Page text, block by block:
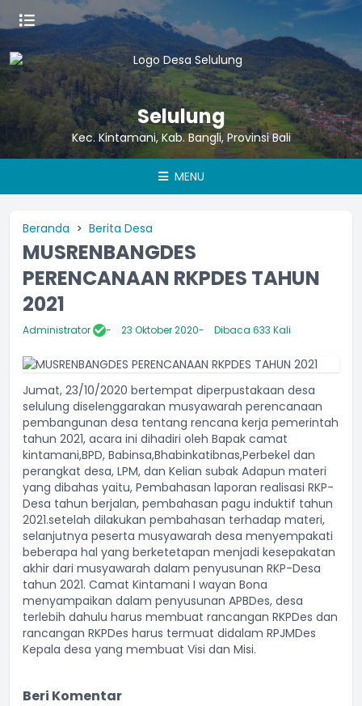
Selulung
Kec. Kintamani, Kab. Bangli, Provinsi Bali
MENU
Beranda Berita Desa
MUSRENBANGDES
PERENCANAAN RKPDES TAHUN
2021
Administrator 23 Oktober 2020 Dibaca 633 Kali
Jumat, 23/10/2020 bertempat diperpustakaan desa
selulung diselenggarakan musyawarah perencanaan
pembangunan desa tentang rencana kerja pemerintah
tahun 2021, acara ini dihadiri oleh Bapak camat
kintamani,BPD, Babinsa,Bhabinkatibnas,Perbekel dan
perangkat desa, LPM, dan Kelian subak Adapun materi
yang dibahas yaitu, Pembahasan laporan realisasi RKP-
Desa tahun berjalan, pembahasan pagu induktif tahun
2021.setelah dilakukan pembahasan terhadap materi,
selanjutnya peserta musyawarah desa menyempakati
beberapa hal yang berketetapan menjadi kesepakatan
akhir dari musyawarah dalam penyusunan RKP-Desa
tahun 2021. Camat Kintamani I wayan Bona
menyampaikan dalam penyusunan APBDes, desa
terlebih dahulu harus membuat rancangan RKPDes dan
rancangan RKPDes harus termuat didalam RPJMDes
Kepala desa yang membuat Visi dan Misi.
Beri Komentar